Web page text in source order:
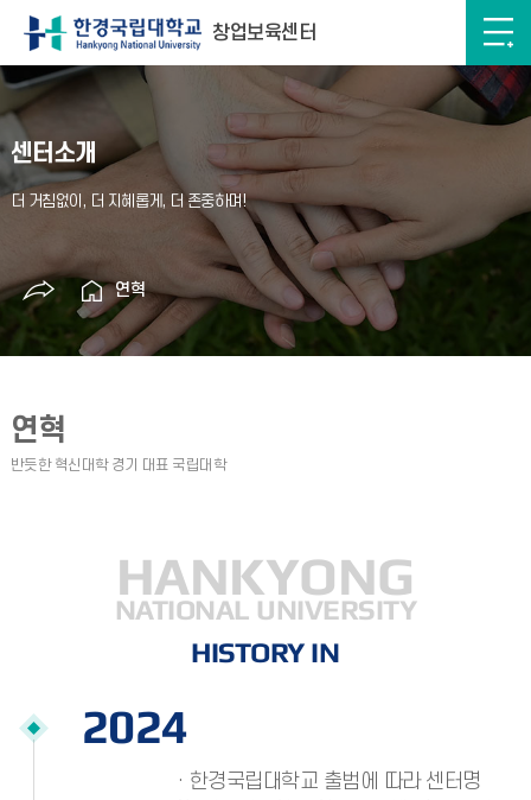
창업보육센터
센터소개
연혁
연혁
HANKYONG
NATIONAL UNIVERSITY
HISTORY IN
2024
· 한경국립대학교 출범에 따라 센터명